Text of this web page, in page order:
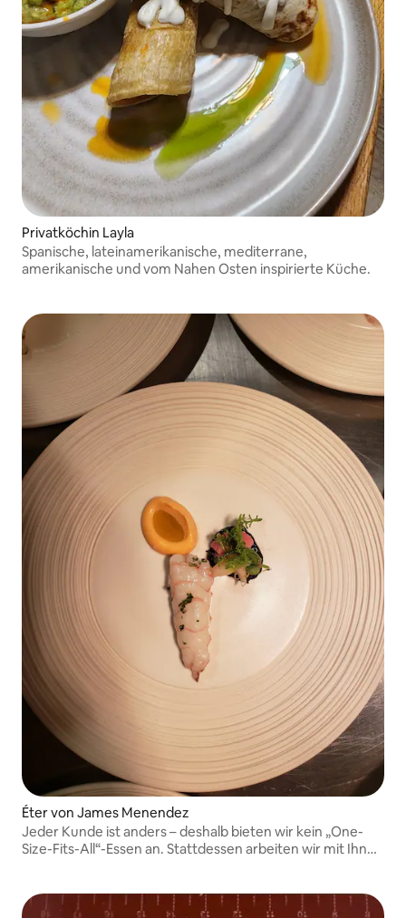
Privatköchin Layla
Spanische, lateinamerikanische, mediterrane,
amerikanische und vom Nahen Osten inspirierte Küche.
Éter von James Menendez
Jeder Kunde ist anders – deshalb bieten wir kein „One-
Size-Fits-All“-Essen an. Stattdessen arbeiten wir mit Ihnen
passt.